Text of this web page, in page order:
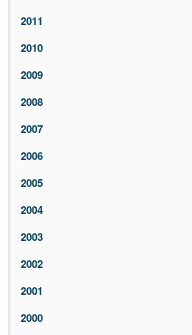
2011
2010
2009
2008
2007
2006
2005
2004
2003
2002
2001
2000